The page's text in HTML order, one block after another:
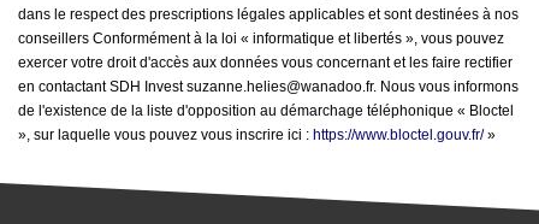
dans le respect des prescriptions légales applicables et sont destinées à nos
conseillers Conformément à la loi « informatique et libertés », vous pouvez
exercer votre droit d'accès aux données vous concernant et les faire rectifier
en contactant SDH Invest suzanne.helies@wanadoo.fr. Nous vous informons
de l'existence de la liste d'opposition au démarchage téléphonique « Bloctel
», sur laquelle vous pouvez vous inscrire ici : https://www.bloctel.gouv.fr/»